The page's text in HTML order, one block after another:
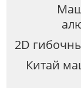
2D
Китай